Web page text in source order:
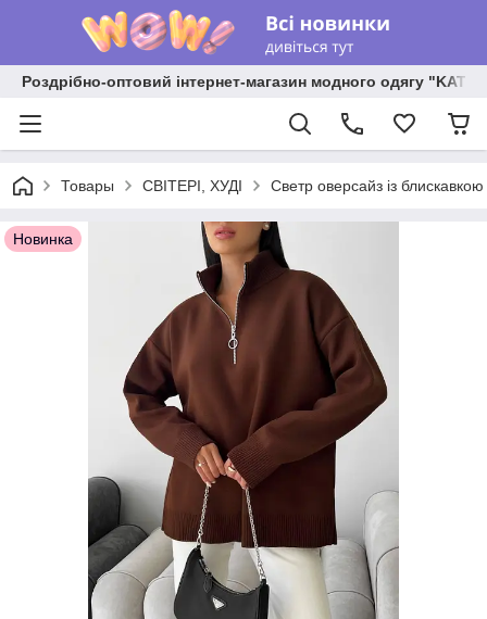
Роздрібно-оптовий інтернет-магазин модного одягу
Товары СВІТЕРІ, ХУДІ Светр оверсайз із
Новинка